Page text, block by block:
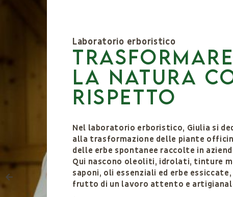
Laboratorio erboristico
Trasformare
la natura
rispetto​
Nel laboratorio erboristico, Giulia si
alla trasformazione delle piante
delle erbe spontanee raccolte in
Qui nascono oleoliti, idrolati, tinture
saponi, oli essenziali ed erbe essiccate,
frutto di un lavoro attento e